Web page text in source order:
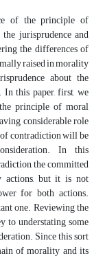
of the principle of
jurisprudence and
the differences of
raised in morality
about the
this paper, first, we
principle of moral
considerable role
contradiction will be
In this
the committed
actions, but it is not
for both actions.
one. Reviewing the
to understating some
Since this sort
of morality and its